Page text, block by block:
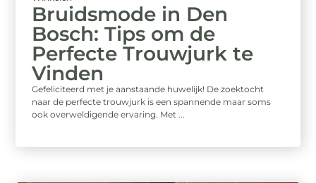
Bruidsmode in Den
Bosch: Tips om de
Perfecte Trouwjurk te
Vinden
Gefeliciteerd met je aanstaande huwelijk! De zoektocht
naar de perfecte trouwjurk is een spannende maar soms
ook overweldigende ervaring. Met ...